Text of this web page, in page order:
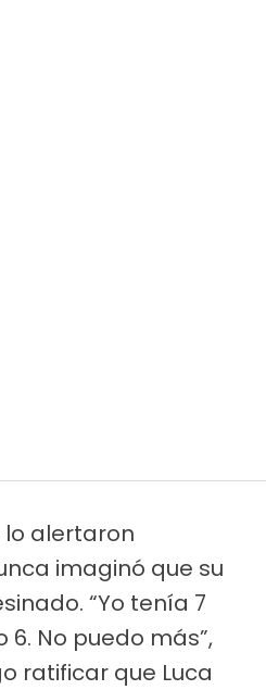
lo alertaron
imaginó que su
“Yo tenía 7
No puedo más”,
ratificar que Luca